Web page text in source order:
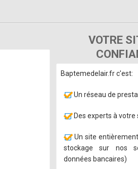
VOTRE
Baptemedelair.fr c'est:
Un réseau de
Des experts à votre
Un site
stockage sur nos
données bancaires)